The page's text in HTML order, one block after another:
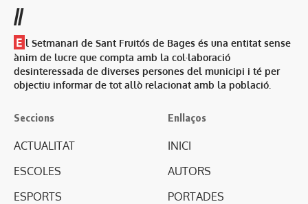
//
E l Setmanari de Sant Fruitós de Bages és una entitat sense
ànim de lucre que compta amb la col·laboració
desinteressada de diverses persones del municipi i té per
objectiu informar de tot allò relacionat amb la població.
Seccions
ACTUALITAT
ESCOLES
ESPORTS
Enllaços
INICI
AUTORS
PORTADES